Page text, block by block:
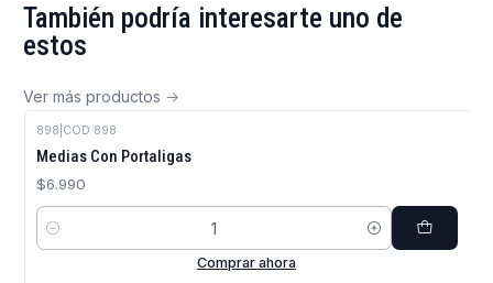
También podría interesarte uno de
estos
Ver más productos
898 COD 898
Medias Con Portaligas
$6.990
Cantidad
Comprar ahora